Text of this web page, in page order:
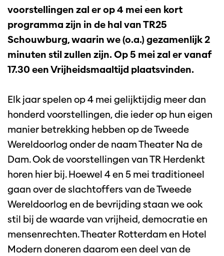
voorstellingen zal er op 4 mei een kort
programma zijn in de hal van TR25
Schouwburg, waarin we (o.a.) gezamenlijk 2
minuten stil zullen zijn. Op 5 mei zal er vanaf
17.30 een Vrijheidsmaaltijd plaatsvinden.
Elk jaar spelen op 4 mei gelijktijdig meer dan
honderd voorstellingen, die ieder op hun eigen
manier betrekking hebben op de Tweede
Wereldoorlog onder de naam Theater Na de
Dam. Ook de voorstellingen van TR Herdenkt
horen hier bij. Hoewel 4 en 5 mei traditioneel
gaan over de slachtoffers van de Tweede
Wereldoorlog en de bevrijding staan we ook
stil bij de waarde van vrijheid, democratie en
mensenrechten. Theater Rotterdam en Hotel
Modern doneren daarom een deel van de